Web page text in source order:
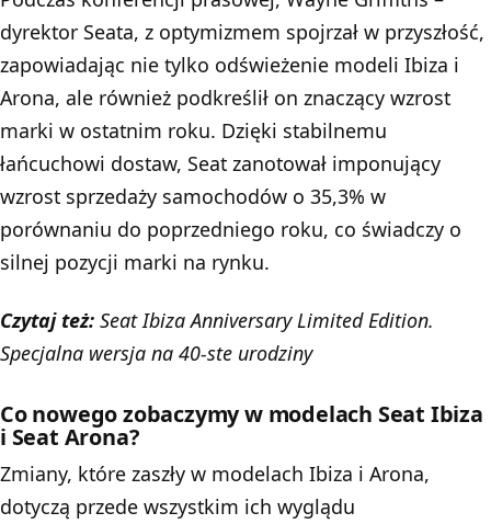
dyrektor Seata, z optymizmem spojrzał w przyszłość,
zapowiadając nie tylko odświeżenie modeli Ibiza i
Arona, ale również podkreślił on znaczący wzrost
marki w ostatnim roku. Dzięki stabilnemu
łańcuchowi dostaw, Seat zanotował imponujący
wzrost sprzedaży samochodów o 35,3% w
porównaniu do poprzedniego roku, co świadczy o
silnej pozycji marki na rynku.
Czytaj też: Seat Ibiza Anniversary Limited Edition.
Specjalna wersja na 40-ste urodziny
Co nowego zobaczymy w modelach Seat Ibiza
i Seat Arona?
Zmiany, które zaszły w modelach Ibiza i Arona,
dotyczą przede wszystkim ich wyglądu